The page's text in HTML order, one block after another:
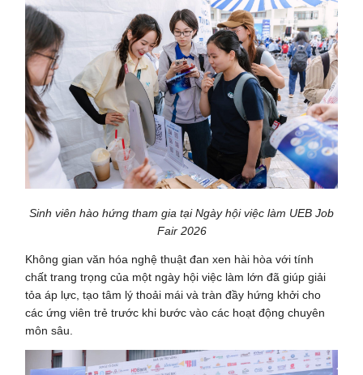
Sinh viên hào hứng tham gia tại Ngày hội việc làm UEB Job
Fair 2026
Không gian văn hóa nghệ thuật đan xen hài hòa với tính
chất trang trọng của một ngày hội việc làm lớn đã giúp giải
tỏa áp lực, tạo tâm lý thoải mái và tràn đầy hứng khởi cho
các ứng viên trẻ trước khi bước vào các hoạt động chuyên
môn sâu.